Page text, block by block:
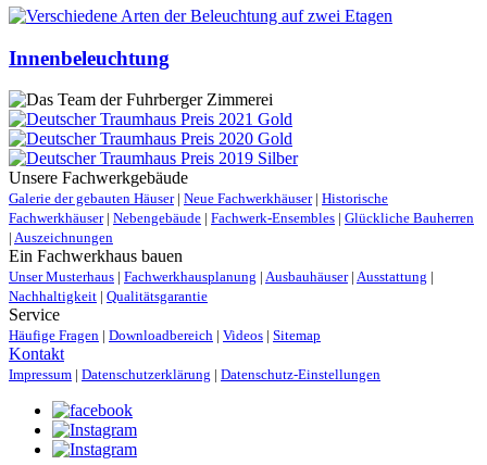
Innenbeleuchtung
Unsere Fachwerkgebäude
Galerie der gebauten Häuser| Neue Fachwerkhäuser| Historische
Fachwerkhäuser| Nebengebäude | Fachwerk-Ensembles | Glückliche Bauherren
| Auszeichnungen
Ein Fachwerkhaus bauen
Unser Musterhaus | Fachwerkhausplanung | Ausbauhäuser| Ausstattung |
Nachhaltigkeit | Qualitätsgarantie
Service
Häufige Fragen | Downloadbereich | Videos | Sitemap
Kontakt
Impressum | Datenschutzerklärung | Datenschutz-Einstellungen